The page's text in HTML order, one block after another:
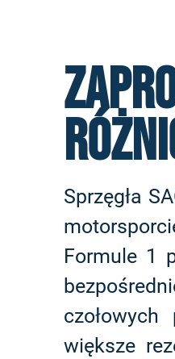
Sprzęgła
Formule 1
większe